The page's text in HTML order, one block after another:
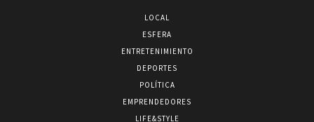
LOCAL
ESFERA
ENTRETENIMIENTO
DEPORTES
POLÍTICA
EMPRENDEDORES
LIFE&STYLE